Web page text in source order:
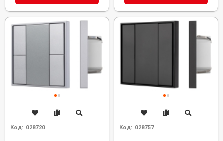
Код: 028720 Код: 028757